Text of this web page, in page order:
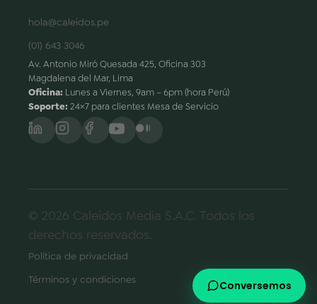
hola@caleidos.pe
(01) 643 3046
Av. Antonio Miró Quesada 425, Oficina 303
Magdalena del Mar, Lima
Oficina: Lunes a Viernes, 9am – 6pm (hora Perú)
Soporte: 24×7 para clientes Mesa de Servicio
© 2026 Caleidos Media S.A.C. Todos los
derechos reservados.
Política de privacidad
Términos y condiciones
Conversemos